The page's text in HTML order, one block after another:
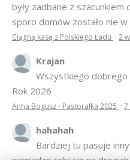
sporo domów zostało nie w
Ciągną kasę z Polskiego Ładu· 2
Wszystkiego dobrego
Rok 2026
Anna Bogusz - Pastorałka 2025
Bardziej tu pasuje
pieniądze robi się na